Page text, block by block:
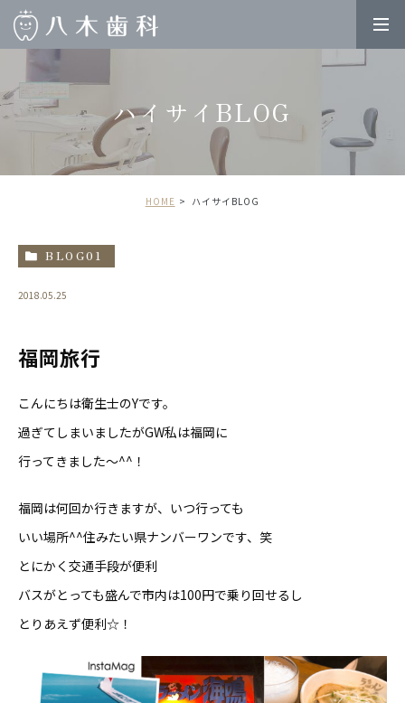
ハイサイBLOG
HOME ハイサイBLOG
BLOG01
2018.05.25
福岡旅行
こんにちは衛生士のYです。
過ぎてしまいましたがGW私は福岡に
行ってきました〜^^！
福岡は何回か行きますが、いつ行っても
いい場所^^住みたい県ナンバーワンです、笑
とにかく交通手段が便利
バスがとっても盛んで市内は100円で乗り回せるし
とりあえず便利☆！